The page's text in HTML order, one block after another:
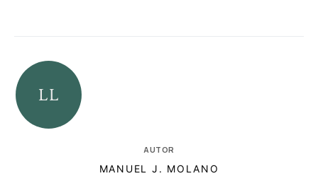
AUTOR
MANUEL J. MOLANO